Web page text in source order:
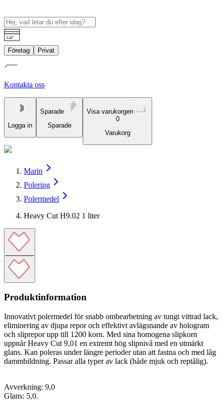
Företag Privat
Kontakta oss
Logga in
Sparade
Sparade
Visa varukorgen
0
Varukorg
Marin
Polering
Polermedel
Heavy Cut H9.02 1 liter
Produktinformation
Innovativt polermedel för snabb ombearbetning av tungt vittrad lack,
eliminering av djupa repor och effektivt avlägsnande av hologram
och sliprepor upp till 1200 korn. Med sina homogena slipkorn
uppnår Heavy Cut 9,01 en extremt hög slipnivå med en utmärkt
glans. Kan poleras under längre perioder utan att fastna och med låg
dammbildning. Passar alla typer av lack (både mjuk och reptålig).
Avverkning: 9,0
Glans: 5,0.